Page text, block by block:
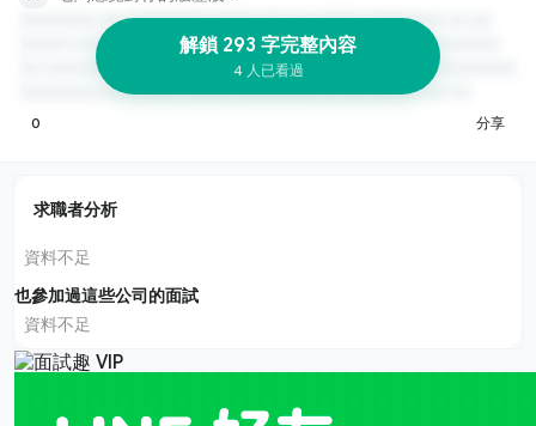
解鎖 293 字完整內容
4 人已看過
0 分享
求職者分析
資料不足
也參加過這些公司的面試
資料不足